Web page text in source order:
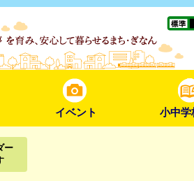
イベント 小中学
ー